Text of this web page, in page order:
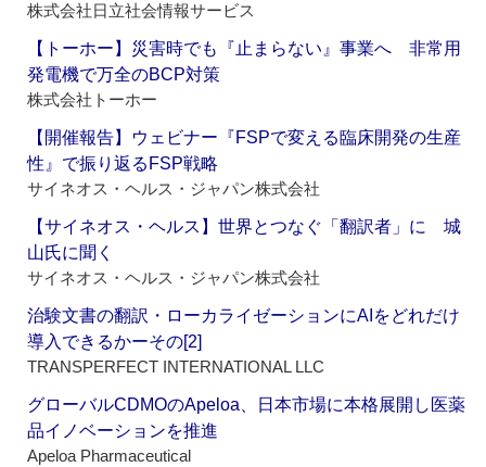
株式会社日立社会情報サービス
【トーホー】災害時でも『止まらない』事業へ 非常用
発電機で万全のBCP対策
株式会社トーホー
【開催報告】ウェビナー『FSPで変える臨床開発の生産
性』で振り返るFSP戦略
サイネオス・ヘルス・ジャパン株式会社
【サイネオス・ヘルス】世界とつなぐ「翻訳者」に 城
山氏に聞く
サイネオス・ヘルス・ジャパン株式会社
治験文書の翻訳・ローカライゼーションにAIをどれだけ
導入できるかーその[2]
TRANSPERFECT INTERNATIONAL LLC
グローバルCDMOのApeloa、日本市場に本格展開し医薬
品イノベーションを推進
Apeloa Pharmaceutical